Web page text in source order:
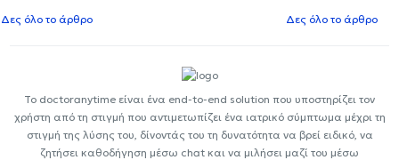
Δες όλο το άρθρο Δες όλο το άρθρο
Το doctoranytime είναι ένα end-to-end solution που υποστηρίζει τον
χρήστη από τη στιγμή που αντιμετωπίζει ένα ιατρικό σύμπτωμα μέχρι τη
στιγμή της λύσης του, δίνοντάς του τη δυνατότητα να βρεί ειδικό, να
ζητήσει καθοδήγηση μέσω chat και να μιλήσει μαζί του μέσω